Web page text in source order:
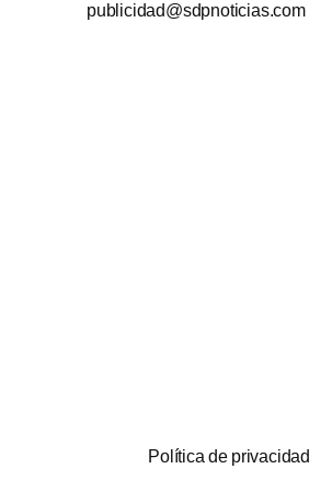
publicidad@sdpnoticias.com
Política de privacidad